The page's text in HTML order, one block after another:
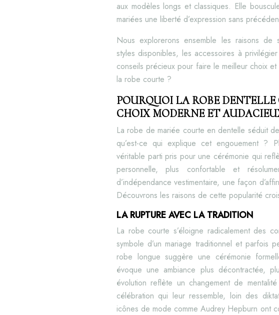
aux modèles longs et classiques. Elle
mariées une liberté d’expression sans
Nous explorerons ensemble les raisons de
styles disponibles, les accessoires à
conseils précieux pour faire le meilleur choix
la robe courte ?
POURQUOI LA ROBE
CHOIX MODERNE ET
La robe de mariée courte en dentelle séduit
qu’est-ce qui explique cet engouement ?
véritable parti pris pour une cérémonie qui
personnelle, plus confortable et
d’indépendance vestimentaire, une façon
Découvrons les raisons de cette popularité
LA RUPTURE AVEC LA TRADITION
La robe courte s’éloigne radicalement des
symbole d’un mariage traditionnel et parfois
robe longue suggère une cérémonie
évoque une ambiance plus décontractée,
évolution reflète un changement de
célébration qui leur ressemble, loin des
icônes de mode comme Audrey Hepburn ont